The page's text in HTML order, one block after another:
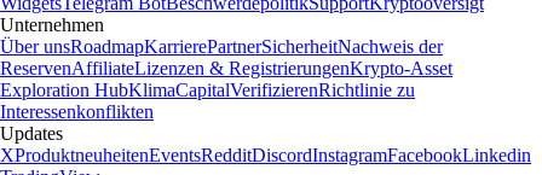
Unternehmen
Über unsRoadmapKarrierePartnerSicherheitNachweis der
ReservenAffiliateLizenzen & RegistrierungenKrypto-Asset
Exploration HubKlimaCapitalVerifizierenRichtlinie zu
Interessenkonflikten
Updates
XProduktneuheitenEventsRedditDiscordInstagramFacebookLinkedin